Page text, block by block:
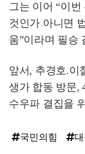
그는 이어 “이
것인가 아니면
움”이라며 필승
앞서, 추경호.이
생가 합동 방문,
수우파 결집을
국민의힘